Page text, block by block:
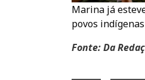
Marina já
povos
Fonte: Da